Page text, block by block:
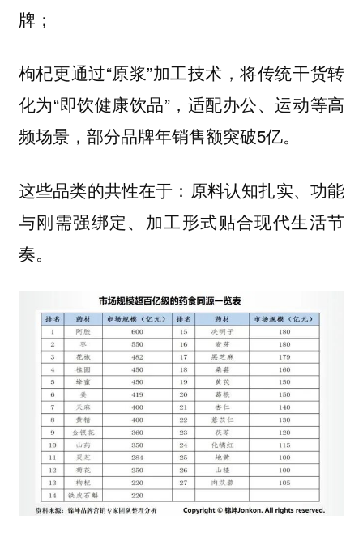
牌；
枸杞更通过“原浆”加工技术，将传统干货转
化为“即饮健康饮品”，适配办公、运动等高
频场景，部分品牌年销售额突破5亿。
这些品类的共性在于：原料认知扎实、功能
与刚需强绑定、加工形式贴合现代生活节
奏。